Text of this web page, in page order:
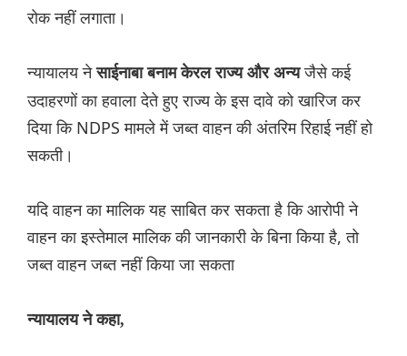
रोक नहीं लगाता।
न्यायालय नेसाईनाबा बनाम केरल राज्य और अन्यजैसे कई
उदाहरणों का हवाला देते हुए राज्य के इस दावे को खारिज कर
दिया कि NDPS मामले में जब्त वाहन की अंतरिम रिहाई नहीं हो
सकती।
यदि वाहन का मालिक यह साबित कर सकता है कि आरोपी ने
वाहन का इस्तेमाल मालिक की जानकारी के बिना किया है, तो
जब्त वाहन जब्त नहीं किया जा सकता
न्यायालय ने कहा,